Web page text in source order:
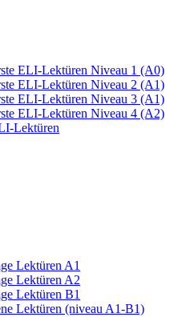
ELI-Lektüren Niveau 1 (A0)
ELI-Lektüren Niveau 2 (A1)
ELI-Lektüren Niveau 3 (A1)
ELI-Lektüren Niveau 4 (A2)
Lektüren
Lektüren A1
Lektüren A2
Lektüren B1
Lektüren (niveau A1-B1)